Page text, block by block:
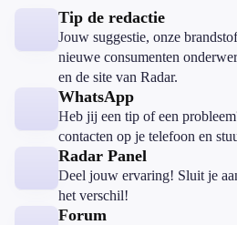
Tip de redactie
Jouw suggestie, onze
nieuwe consumenten
en de site van Radar.
WhatsApp
Heb jij een tip of een
contacten op je telefoon en
Radar Panel
Deel jouw ervaring! Sluit je
het verschil!
Forum